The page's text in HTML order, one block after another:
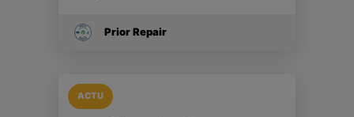
Prior Repair
ACTU